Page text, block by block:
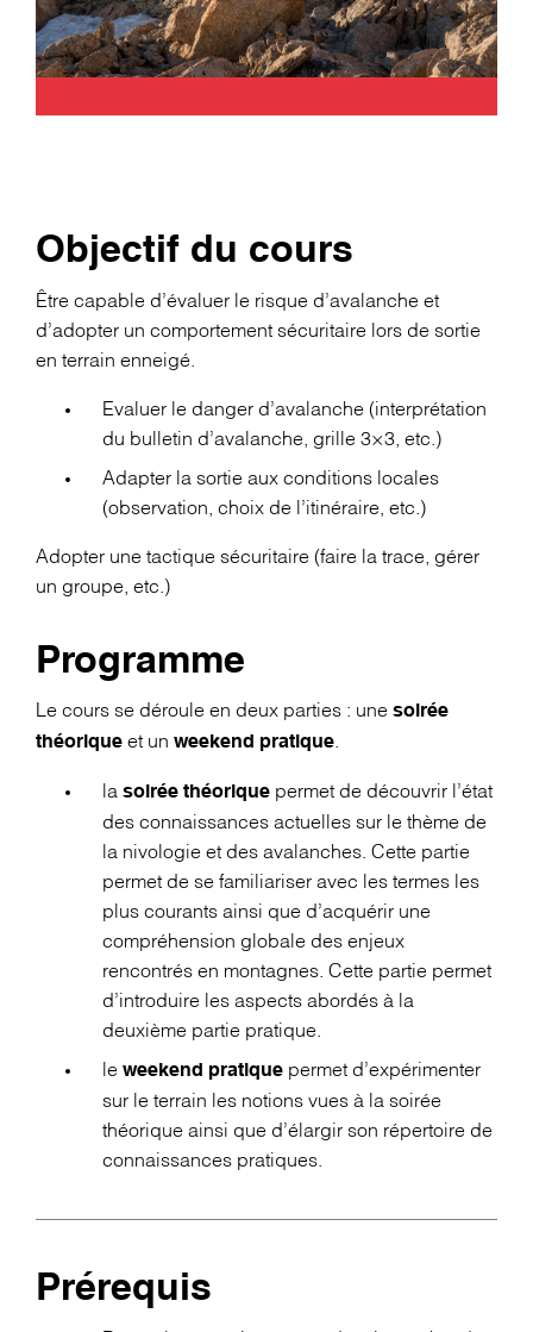
Objectif du cours
Être capable d’évaluer le risque d’avalanche et
d’adopter un comportement sécuritaire lors de sortie
en terrain enneigé.
Evaluer le danger d’avalanche (interprétation
du bulletin d’avalanche, grille 3×3, etc.)
Adapter la sortie aux conditions locales
(observation, choix de l’itinéraire, etc.)
Adopter une tactique sécuritaire (faire la trace, gérer
un groupe, etc.)
Programme
Le cours se déroule en deux parties : une soirée
théorique et un weekend pratique.
la soirée théorique permet de découvrir l’état
des connaissances actuelles sur le thème de
la nivologie et des avalanches. Cette partie
permet de se familiariser avec les termes les
plus courants ainsi que d’acquérir une
compréhension globale des enjeux
rencontrés en montagnes. Cette partie permet
d’introduire les aspects abordés à la
deuxième partie pratique.
le weekend pratique permet d’expérimenter
sur le terrain les notions vues à la soirée
théorique ainsi que d’élargir son répertoire de
connaissances pratiques.
Prérequis